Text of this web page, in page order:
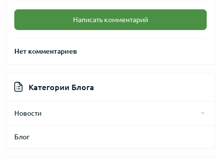
Написать комментарий
Нет комментариев
Категории Блога
Новости
2025 год
Блог